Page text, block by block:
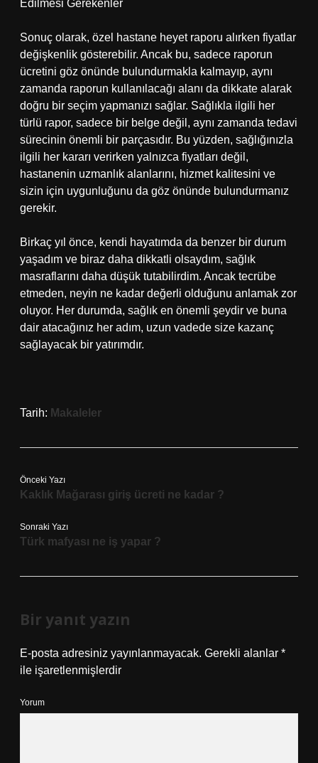
Edilmesi Gerekenler
Sonuç olarak, özel hastane heyet raporu alırken fiyatlar
değişkenlik gösterebilir. Ancak bu, sadece raporun
ücretini göz önünde bulundurmakla kalmayıp, aynı
zamanda raporun kullanılacağı alanı da dikkate alarak
doğru bir seçim yapmanızı sağlar. Sağlıkla ilgili her
türlü rapor, sadece bir belge değil, aynı zamanda tedavi
sürecinin önemli bir parçasıdır. Bu yüzden, sağlığınızla
ilgili her kararı verirken yalnızca fiyatları değil,
hastanenin uzmanlık alanlarını, hizmet kalitesini ve
sizin için uygunluğunu da göz önünde bulundurmanız
gerekir.
Birkaç yıl önce, kendi hayatımda da benzer bir durum
yaşadım ve biraz daha dikkatli olsaydım, sağlık
masraflarını daha düşük tutabilirdim. Ancak tecrübe
etmeden, neyin ne kadar değerli olduğunu anlamak zor
oluyor. Her durumda, sağlık en önemli şeydir ve buna
dair atacağınız her adım, uzun vadede size kazanç
sağlayacak bir yatırımdır.
Tarih: Makaleler
Önceki Yazı
Kaklık Mağarası giriş ücreti ne kadar ?
Sonraki Yazı
Türk mafyası ne iş yapar ?
Bir yanıt yazın
E-posta adresiniz yayınlanmayacak. Gerekli alanlar *
ile işaretlenmişlerdir
Yorum